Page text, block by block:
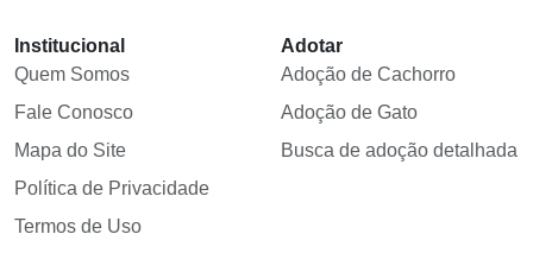
Institucional
Quem Somos
Fale Conosco
Mapa do Site
Política de Privacidade
Termos de Uso
Adotar
Adoção de Cachorro
Adoção de Gato
Busca de adoção detalhada